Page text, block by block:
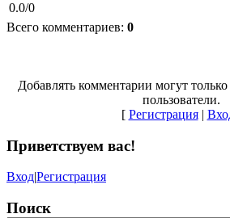
0.0/0
Всего комментариев: 0
Добавлять комментарии могут
пользователи.
[ Регистрация|
Приветствуем вас!
Вход|Регистрация
Поиск